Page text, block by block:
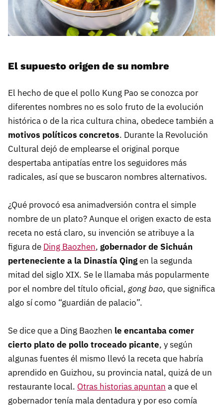
El supuesto origen de su nombre
El hecho de que el pollo Kung Pao se conozca por
diferentes nombres no es solo fruto de la evolución
histórica o de la rica cultura china, obedece también a
motivos políticos concretos. Durante la Revolución
Cultural dejó de emplearse el original porque
despertaba antipatías entre los seguidores más
radicales, así que se buscaron nombres alternativos.
¿Qué provocó esa animadversión contra el simple
nombre de un plato? Aunque el origen exacto de esta
receta no está claro, su invención se atribuye a la
figura de Ding Baozhen, gobernador de Sichuán
perteneciente a la Dinastía Qingen la segunda
mitad del siglo XIX. Se le llamaba más popularmente
por el nombre del título oficial, gong bao, que significa
algo sí como “guardián de palacio”.
Se dice que a Ding Baozhen le encantaba comer
cierto plato de pollo troceado picante, y según
algunas fuentes él mismo llevó la receta que habría
aprendido en Guizhou, su provincia natal, quizá de un
restaurante local. Otras historias apuntan a que el
gobernador tenía mala dentadura y por eso comía